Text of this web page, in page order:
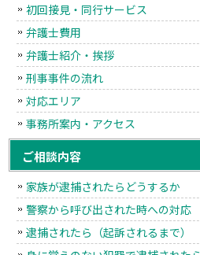
初回接見・同行サービス
弁護士費用
弁護士紹介・挨拶
刑事事件の流れ
対応エリア
事務所案内・アクセス
ご相談内容
家族が逮捕されたらどうするか
警察から呼び出された時への対応
逮捕されたら（起訴されるまで）